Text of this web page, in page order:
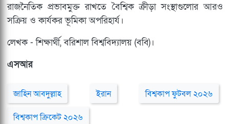
রাজনৈতিক প্রভাবমুক্ত রাখতে বৈশ্বিক ক্রীড়া সংস্থাগুলোর আরও
সক্রিয় ও কার্যকর ভূমিকা অপরিহার্য।
লেখক - শিক্ষার্থী, বরিশাল বিশ্ববিদ্যালয় (ববি)।
এসআর
জাহিন আবদুল্লাহ ইরান বিশ্বকাপ ফুটবল ২০২৬
বিশ্বকাপ ক্রিকেট ২০২৬